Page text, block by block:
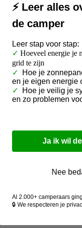
montage
€75,-
⚡ Leer alles
de camper
Leer stap voor stap:
✓ Hoeveel energie je
grid te zijn
✓
Hoe je
en je eigen energie
✓
Hoe je veilig je
en zo problemen
Ja ik wil
Nee
Al 2.000+ camperaars
🔒 We respecteren je